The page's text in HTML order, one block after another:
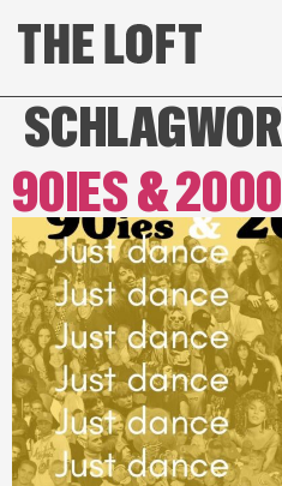
90IES &